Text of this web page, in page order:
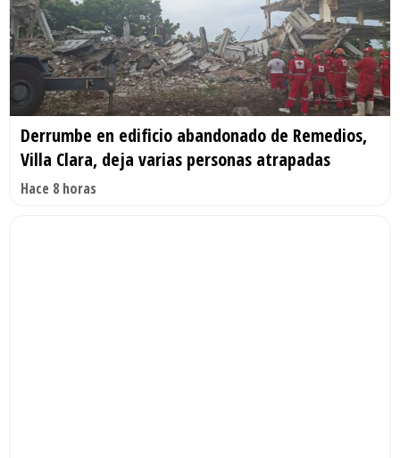
Derrumbe en edificio abandonado de Remedios,
Villa Clara, deja varias personas atrapadas
Hace 8 horas